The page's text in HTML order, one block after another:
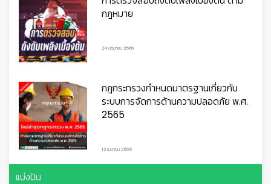
กฎหมาย
24 มิถุนายน 2566
กฎกระทรวงกำหนดมาตรฐานเกี่ยวกับ
ระบบการจัดการด้านความปลอดภัย พ.ศ.
2565
12 เมษายน 2565
แบ่งปัน